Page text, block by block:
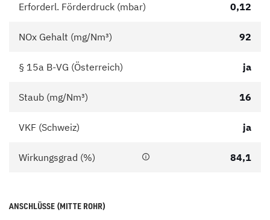
Erforderl. Förderdruck (mbar) 0,12
NOx Gehalt (mg/Nm³) 92
§ 15a B-VG (Österreich) ja
Staub (mg/Nm³) 16
VKF (Schweiz) ja
Wirkungsgrad (%) 84,1
ANSCHLÜSSE (MITTE ROHR)